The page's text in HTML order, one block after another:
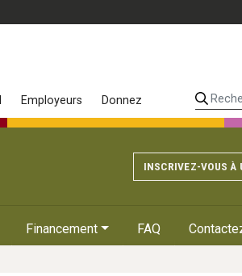
Employeurs DonnezRecherche
INSCRIVEZ-VOUS À
Financement FAQ